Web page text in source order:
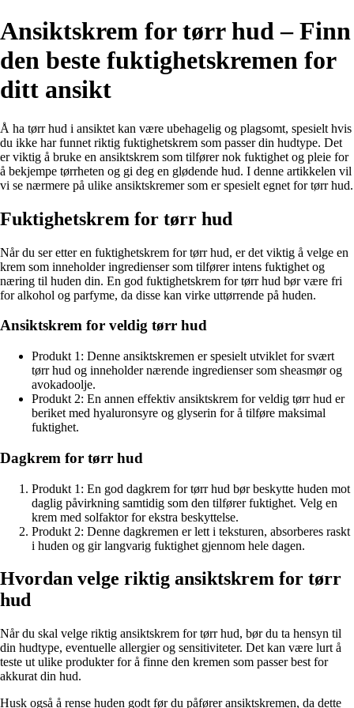
Ansiktskrem for tørr hud – Finn
den beste fuktighetskremen for
ditt ansikt
Å ha tørr hud i ansiktet kan være ubehagelig og plagsomt, spesielt hvis
du ikke har funnet riktig fuktighetskrem som passer din hudtype. Det
er viktig å bruke en ansiktskrem som tilfører nok fuktighet og pleie for
å bekjempe tørrheten og gi deg en glødende hud. I denne artikkelen vil
vi se nærmere på ulike ansiktskremer som er spesielt egnet for tørr hud.
Fuktighetskrem for tørr hud
Når du ser etter en fuktighetskrem for tørr hud, er det viktig å velge en
krem som inneholder ingredienser som tilfører intens fuktighet og
næring til huden din. En god fuktighetskrem for tørr hud bør være fri
for alkohol og parfyme, da disse kan virke uttørrende på huden.
Ansiktskrem for veldig tørr hud
Produkt 1: Denne ansiktskremen er spesielt utviklet for svært
tørr hud og inneholder nærende ingredienser som sheasmør og
avokadoolje.
Produkt 2: En annen effektiv ansiktskrem for veldig tørr hud er
beriket med hyaluronsyre og glyserin for å tilføre maksimal
fuktighet.
Dagkrem for tørr hud
Produkt 1: En god dagkrem for tørr hud bør beskytte huden mot
daglig påvirkning samtidig som den tilfører fuktighet. Velg en
krem med solfaktor for ekstra beskyttelse.
Produkt 2: Denne dagkremen er lett i teksturen, absorberes raskt
i huden og gir langvarig fuktighet gjennom hele dagen.
Hvordan velge riktig ansiktskrem for tørr
hud
Når du skal velge riktig ansiktskrem for tørr hud, bør du ta hensyn til
din hudtype, eventuelle allergier og sensitiviteter. Det kan være lurt å
teste ut ulike produkter for å finne den kremen som passer best for
akkurat din hud.
Husk også å rense huden godt før du påfører ansiktskremen, da dette